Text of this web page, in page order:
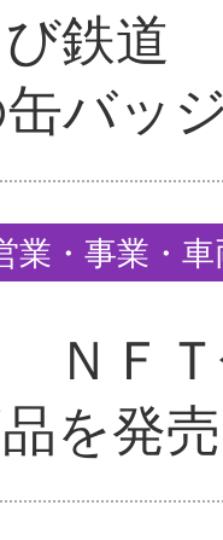
び鉄道
バッ
業・事業・
ＮＦ
を発売